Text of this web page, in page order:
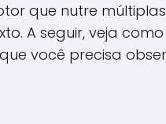
que nutre
A seguir, veja
você precisa